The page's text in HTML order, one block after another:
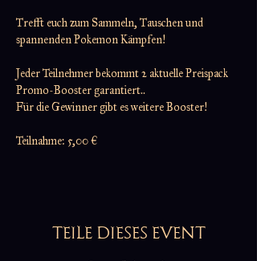
Trefft euch zum Sammeln, Tauschen und
spannenden Pokemon Kämpfen!
Jeder Teilnehmer bekommt 2 aktuelle Preispack
Promo-Booster garantiert..
Für die Gewinner gibt es weitere Booster!
Teilnahme: 5,00 €
TEILE DIESES EVENT